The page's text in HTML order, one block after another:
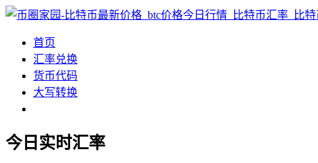
首页
汇率兑换
货币代码
大写转换
今日实时汇率